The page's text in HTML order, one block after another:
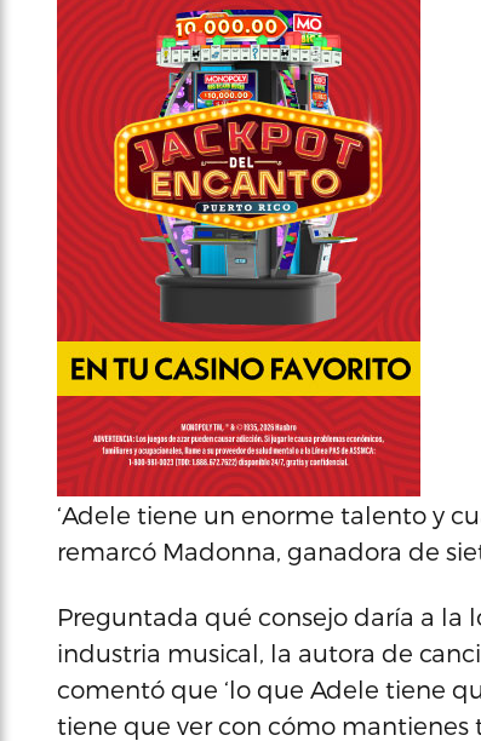
‘Adele tiene un enorme talento y
remarcó Madonna, ganadora de
Preguntada qué consejo daría a la
industria musical, la autora de
comentó que ‘lo que Adele tiene
tiene que ver con cómo mantienes